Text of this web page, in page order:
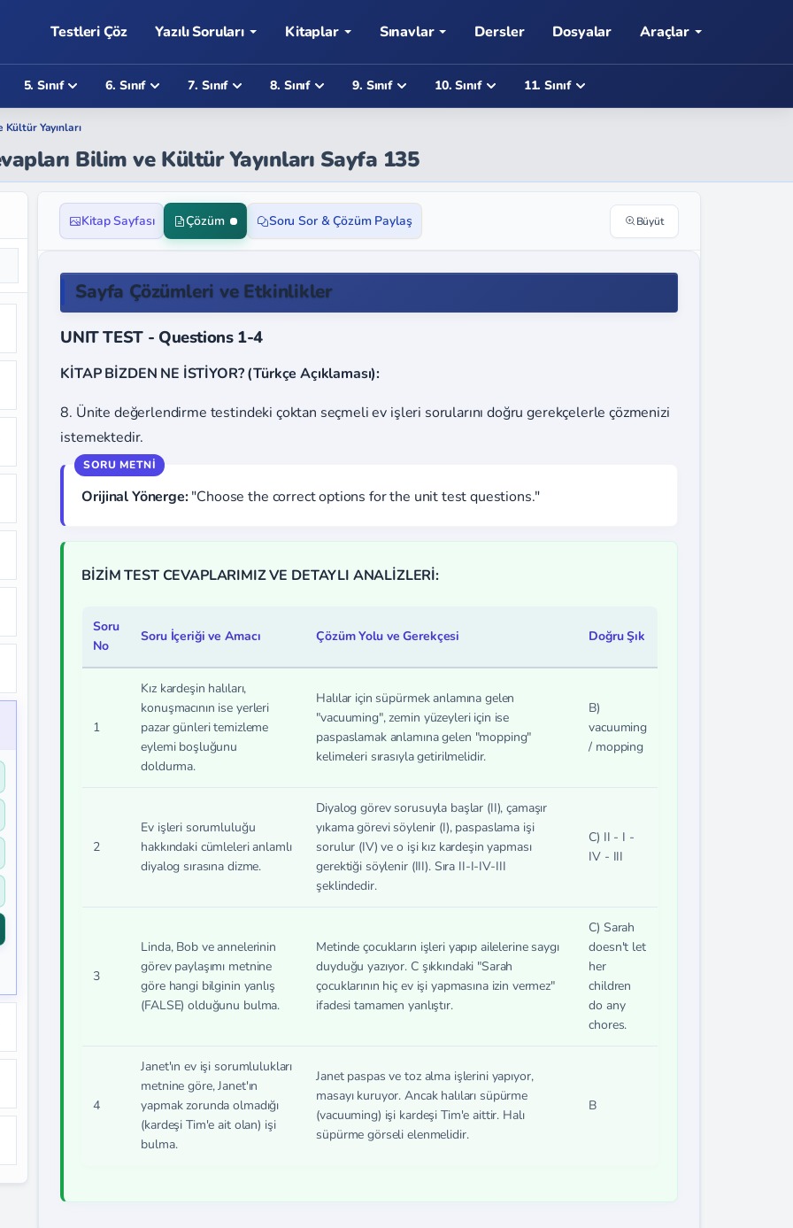
Testleri Çöz Yazılı Soruları Kitaplar Sınavlar Dersler Dosyalar Araçlar
5. Sınıf 6. Sınıf 7. Sınıf 8. Sınıf 9. Sınıf 10. Sınıf 11. Sınıf
Kültür Yayınları
Bilim ve Kültür Yayınları Sayfa 135
Kitap Sayfası Çözüm Soru Sor & Çözüm Paylaş Büyüt
Sayfa Çözümleri ve Etkinlikler
UNIT TEST - Questions 1-4
KİTAP BİZDEN NE İSTİYOR? (Türkçe Açıklaması):
8. Ünite değerlendirme testindeki çoktan seçmeli ev işleri sorularını doğru gerekçelerle çözmenizi
istemektedir.
Orijinal Yönerge:"Choose the correct options for the unit test questions."
BİZİM TEST CEVAPLARIMIZ VE DETAYLI ANALİZLERİ:
Soru
No
Soru İçeriği ve Amacı Çözüm Yolu ve Gerekçesi Doğru Şık
1
Kız kardeşin halıları,
konuşmacının ise yerleri
pazar günleri temizleme
eylemi boşluğunu
doldurma.
Halılar için süpürmek anlamına gelen
"vacuuming", zemin yüzeyleri için ise
paspaslamak anlamına gelen "mopping"
kelimeleri sırasıyla getirilmelidir.
B)
vacuuming
/ mopping
2
Ev işleri sorumluluğu
hakkındaki cümleleri anlamlı
diyalog sırasına dizme.
Diyalog görev sorusuyla başlar (II), çamaşır
yıkama görevi söylenir (I), paspaslama işi
sorulur (IV) ve o işi kız kardeşin yapması
gerektiği söylenir (III). Sıra II-I-IV-III
şeklindedir.
C) II - I -
IV - III
3
Linda, Bob ve annelerinin
görev paylaşımı metnine
göre hangi bilginin yanlış
(FALSE) olduğunu bulma.
Metinde çocukların işleri yapıp ailelerine saygı
duyduğu yazıyor. C şıkkındaki "Sarah
çocuklarının hiç ev işi yapmasına izin vermez"
ifadesi tamamen yanlıştır.
C) Sarah
doesn't let
her
children
do any
chores.
4
Janet'ın ev işi sorumlulukları
metnine göre, Janet'ın
yapmak zorunda olmadığı
(kardeşi Tim'e ait olan) işi
bulma.
Janet paspas ve toz alma işlerini yapıyor,
masayı kuruyor. Ancak halıları süpürme
(vacuuming) işi kardeşi Tim'e aittir. Halı
süpürme görseli elenmelidir.
B